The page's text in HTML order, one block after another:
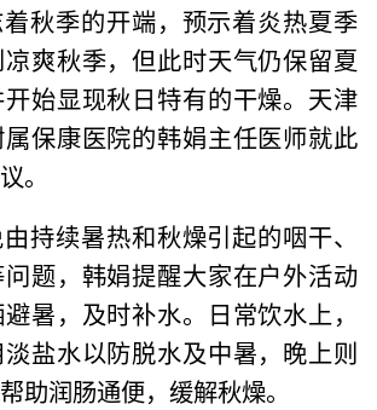
秋季的开端，预示着炎热夏季
爽秋季，但此时天气仍保留夏
始显现秋日特有的干燥。天津
保康医院的韩娟主任医师就此
。
持续暑热和秋燥引起的咽干、
题，韩娟提醒大家在户外活动
暑，及时补水。日常饮水上，
盐水以防脱水及中暑，晚上则
助润肠通便，缓解秋燥。